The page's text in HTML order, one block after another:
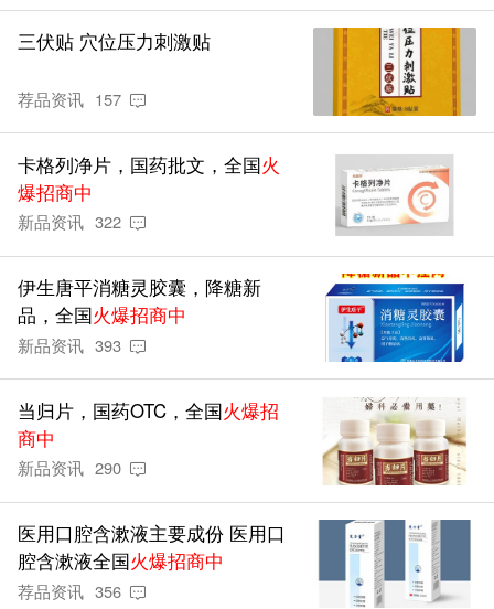
三伏贴 穴位压力刺激贴
荐品资讯 157
卡格列净片，国药批文，全国火
爆招商中
新品资讯 322
伊生唐平消糖灵胶囊，降糖新
品，全国火爆招商中
新品资讯 393
当归片，国药OTC，全国火爆招
商中
新品资讯 290
医用口腔含漱液主要成份 医用口
腔含漱液全国火爆招商中
荐品资讯 356